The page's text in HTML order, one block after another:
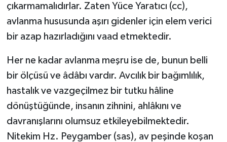
çıkarmamalıdırlar. Zaten Yüce Yaratıcı (cc),
avlanma hususunda aşırı gidenler için elem verici
bir azap hazırladığını vaad etmektedir.
Her ne kadar avlanma meşru ise de, bunun belli
bir ölçüsü ve âdâbı vardır. Avcılık bir bağımlılık,
hastalık ve vazgeçilmez bir tutku hâline
dönüştüğünde, insanın zihnini, ahlâkını ve
davranışlarını olumsuz etkileyebilmektedir.
Nitekim Hz. Peygamber (sas), av peşinde koşan